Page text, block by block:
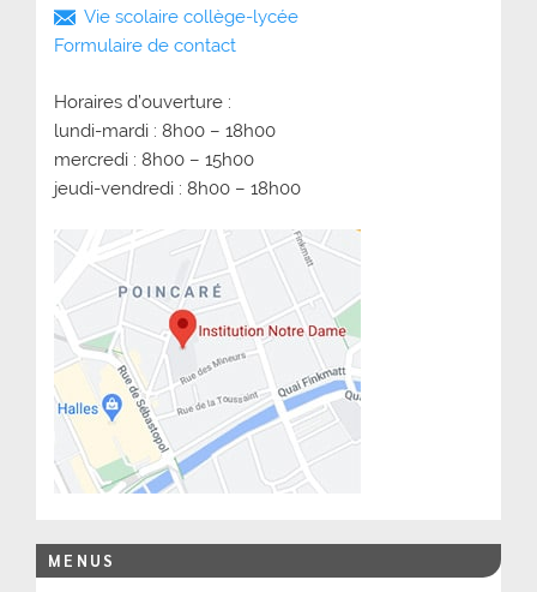
Vie scolaire collège-lycée
Formulaire de contact
Horaires d’ouverture :
lundi-mardi : 8h00 – 18h00
mercredi : 8h00 – 15h00
jeudi-vendredi : 8h00 – 18h00
MENUS